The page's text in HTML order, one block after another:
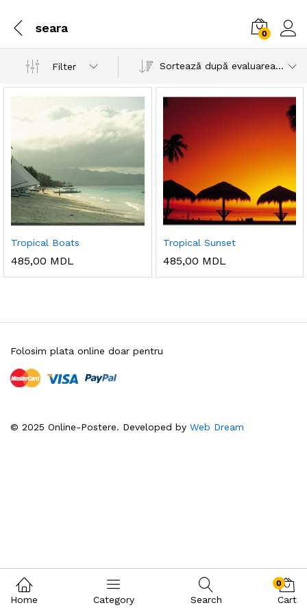
seara 0
Filter Sortează după evaluarea medie
Tropical Boats
485,00 MDL
Tropical Sunset
485,00 MDL
© 2025 Online-Postere. Developed by Web Dream
Folosim plata online doar pentru
Home Category Search
0
Cart